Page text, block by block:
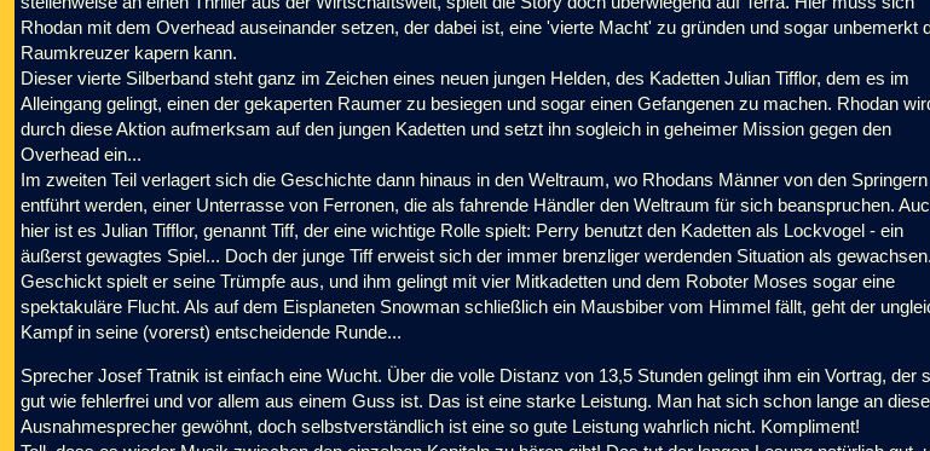
Rhodan mit dem Overhead auseinander setzen, der dabei ist, eine 'vierte Macht' zu gründen und sogar unbemerkt
Raumkreuzer kapern kann.
Dieser vierte Silberband steht ganz im Zeichen eines neuen jungen Helden, des Kadetten Julian Tifflor, dem es im
Alleingang gelingt, einen der gekaperten Raumer zu besiegen und sogar einen Gefangenen zu machen. Rhodan
durch diese Aktion aufmerksam auf den jungen Kadetten und setzt ihn sogleich in geheimer Mission gegen den
Overhead ein...
Im zweiten Teil verlagert sich die Geschichte dann hinaus in den Weltraum, wo Rhodans Männer von den Springern
entführt werden, einer Unterrasse von Ferronen, die als fahrende Händler den Weltraum für sich beanspruchen.
hier ist es Julian Tifflor, genannt Tiff, der eine wichtige Rolle spielt: Perry benutzt den Kadetten als Lockvogel - ein
äußerst gewagtes Spiel... Doch der junge Tiff erweist sich der immer brenzliger werdenden Situation als gewachsen.
Geschickt spielt er seine Trümpfe aus, und ihm gelingt mit vier Mitkadetten und dem Roboter Moses sogar eine
spektakuläre Flucht. Als auf dem Eisplaneten Snowman schließlich ein Mausbiber vom Himmel fällt, geht der
Kampf in seine (vorerst) entscheidende Runde...
Sprecher Josef Tratnik ist einfach eine Wucht. Über die volle Distanz von 13,5 Stunden gelingt ihm ein Vortrag, der
gut wie fehlerfrei und vor allem aus einem Guss ist. Das ist eine starke Leistung. Man hat sich schon lange an
Ausnahmesprecher gewöhnt, doch selbstverständlich ist eine so gute Leistung wahrlich nicht. Kompliment!